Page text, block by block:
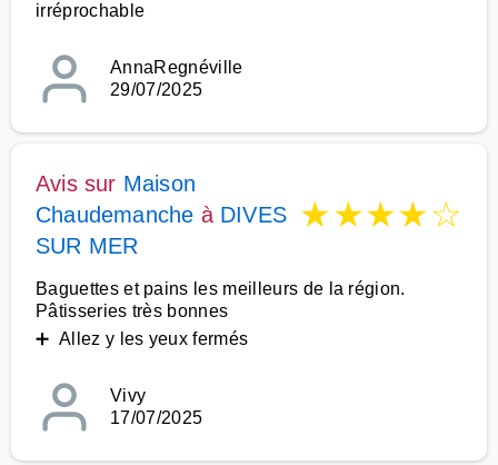
irréprochable
AnnaRegnéville
29/07/2025
Avis sur Maison
Chaudemanche à DIVES
SUR MER
★★★★☆
Baguettes et pains les meilleurs de la région.
Pâtisseries très bonnes
➕ Allez y les yeux fermés
Vivy
17/07/2025